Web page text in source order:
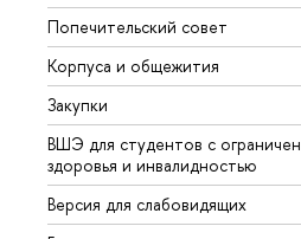
Попечительский совет
Корпуса и общежития
Закупки
ВШЭ для студентов с
здоровья и инвалидностью
Версия для слабовидящих